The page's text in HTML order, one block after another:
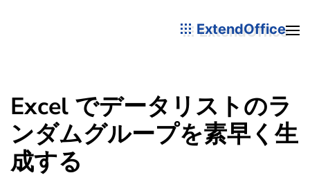
ExtendOffice
Excel でデータリストのラ
ンダムグループを素早く生
成する